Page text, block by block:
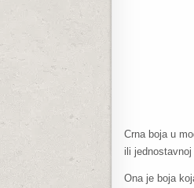
Crna boja u
ili
Ona je boja